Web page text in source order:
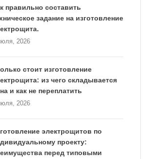
правильно составить
задание на изготовление
2026
стоит изготовление
из чего складывается
и как не переплатить
2026
электрощитов по
проекту:
перед типовыми